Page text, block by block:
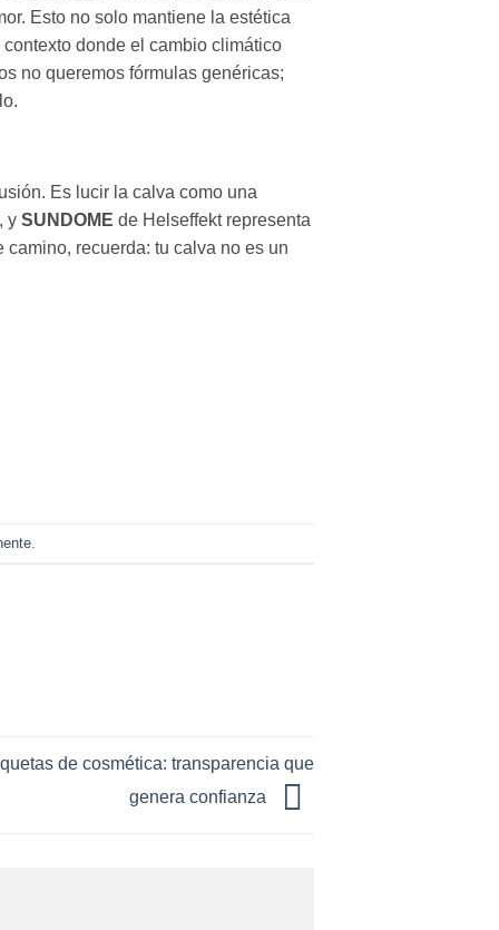
Esto no solo mantiene la estética
donde el cambio climático
no queremos fórmulas genéricas;
Es lucir la calva como una
ySUNDOME de Helseffekt representa
recuerda: tu calva no es un
.
de cosmética: transparencia que
genera confianza